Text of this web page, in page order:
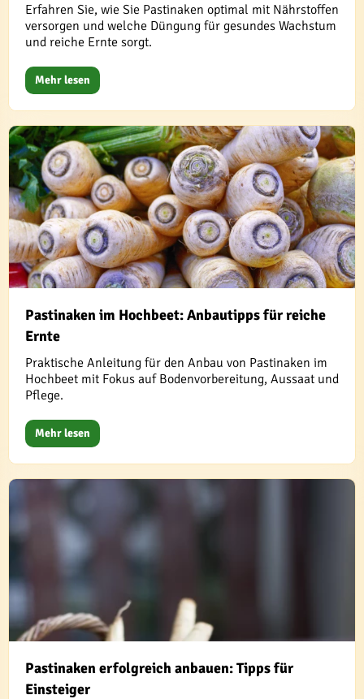
Erfahren Sie, wie Sie Pastinaken optimal mit Nährstoffen
versorgen und welche Düngung für gesundes Wachstum
und reiche Ernte sorgt.
Mehr lesen
Pastinaken im Hochbeet: Anbautipps für reiche
Ernte
Praktische Anleitung für den Anbau von Pastinaken im
Hochbeet mit Fokus auf Bodenvorbereitung, Aussaat und
Pflege.
Mehr lesen
Pastinaken erfolgreich anbauen: Tipps für
Einsteiger